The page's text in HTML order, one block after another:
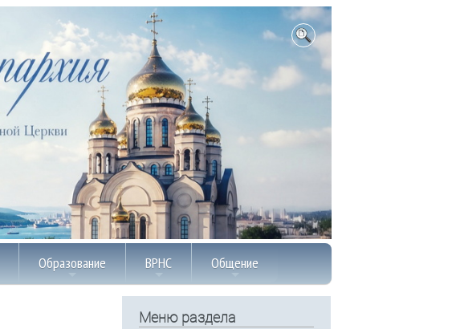
Образование ВРНС Общение
Меню раздела